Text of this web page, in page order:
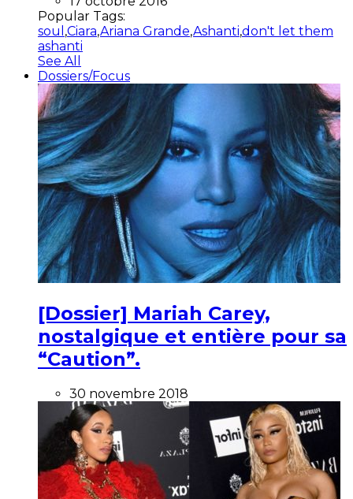
Popular Tags:
soul ,Ciara,Ariana Grande,Ashanti,don't let them
ashanti
See All
Dossiers/Focus
[Dossier] Mariah Carey,
nostalgique et entière pour sa
“Caution”.
30 novembre 2018